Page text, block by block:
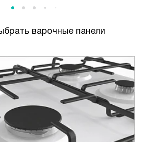
варочные панели